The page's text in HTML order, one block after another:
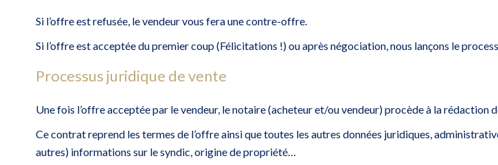
Si l’offre est refusée, le vendeur vous fera une contre-offre.
Si l’offre est acceptée du premier coup (Félicitations !) ou après négociation, nous lançons le
Processus juridique de vente
Une fois l’offre acceptée par le vendeur, le notaire (acheteur et/ou vendeur) procède à la rédaction
Ce contrat reprend les termes de l’offre ainsi que toutes les autres données juridiques,
autres) informations sur le syndic, origine de propriété…